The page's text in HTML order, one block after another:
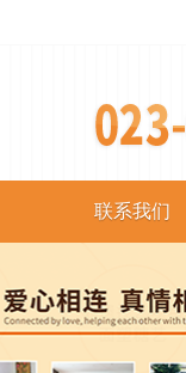
联系我们